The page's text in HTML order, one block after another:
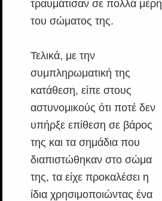
τραυμάτισαν σε πολλά μέρη
του σώματος της.
Τελικά, με την
συμπληρωματική της
κατάθεση, είπε στους
αστυνομικούς ότι ποτέ δεν
υπήρξε επίθεση σε βάρος
της και τα σημάδια που
διαπιστώθηκαν στο σώμα
της, τα είχε προκαλέσει η
ίδια χρησιμοποιώντας ένα